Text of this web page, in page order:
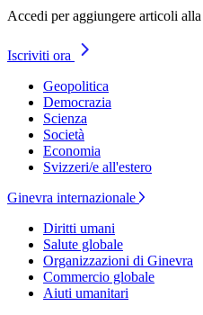
Accedi per aggiungere articoli alla
Iscriviti ora
Geopolitica
Democrazia
Scienza
Società
Economia
Svizzeri/e all'estero
Ginevra internazionale
Diritti umani
Salute globale
Organizzazioni di Ginevra
Commercio globale
Aiuti umanitari